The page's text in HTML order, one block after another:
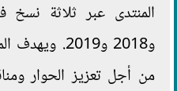
و2018 و2019.
من أجل تعزيز الحوار